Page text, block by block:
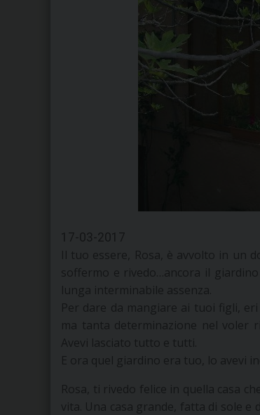
17-03-2017
Il tuo essere, Rosa, è avvolto in un
soffermo e rivedo…ancora il
lunga interminabile assenza.
Per dare da mangiare ai tuoi figli,
ma tanta determinazione nel voler
Avevi lasciato tutto e tutti.
E ora quel giardino era tuo, lo avevi
Rosa, ti rivedo felice in quella casa
vita. Una casa grande, fatta di sole e